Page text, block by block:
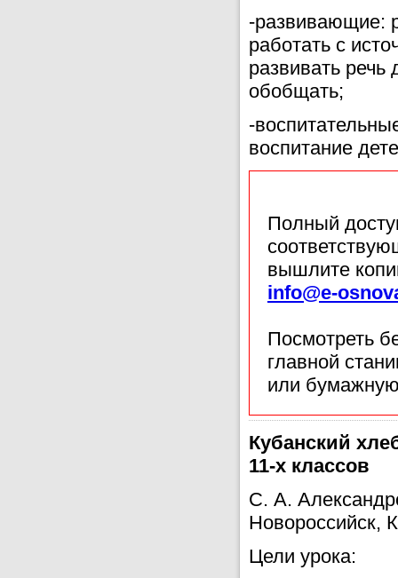
-развивающие:
работать с
развивать речь
обобщать;
-
воспитание
Полный
вышлите
info@e-
Посмотреть
главной
или
Кубанский
11-х классов
С. А.
Новороссийск,
Цели урока: